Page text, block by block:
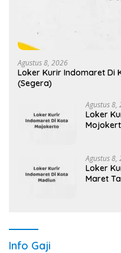
Agustus 8, 2026
Loker Kurir Indomaret Di
(Segera)
Agustus 8,
Loker
Agustus 8,
Loker
Maret
Info Gaji